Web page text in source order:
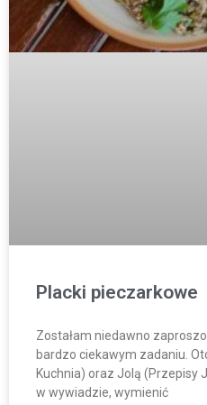
Placki pieczarkowe
Zostałam niedawno
bardzo ciekawym zadaniu.
Kuchnia) oraz Jolą (Przepisy
w wywiadzie, wymienić